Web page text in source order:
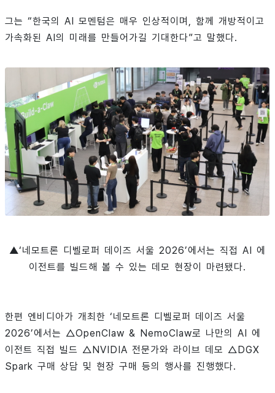
그는 “한국의 AI 모멘텀은 매우 인상적이며, 함께 개방적이고
가속화된 AI의 미래를 만들어가길 기대한다”고 말했다.
▲‘네모트론 디벨로퍼 데이즈 서울 2026’에서는 직접 AI 에
이전트를 빌드해 볼 수 있는 데모 현장이 마련됐다.
한편 엔비디아가 개최한 ‘네모트론 디벨로퍼 데이즈 서울
2026’에서는 △OpenClaw & NemoClaw로 나만의 AI 에
이전트 직접 빌드 △NVIDIA 전문가와 라이브 데모 △DGX
Spark 구매 상담 및 현장 구매 등의 행사를 진행했다.